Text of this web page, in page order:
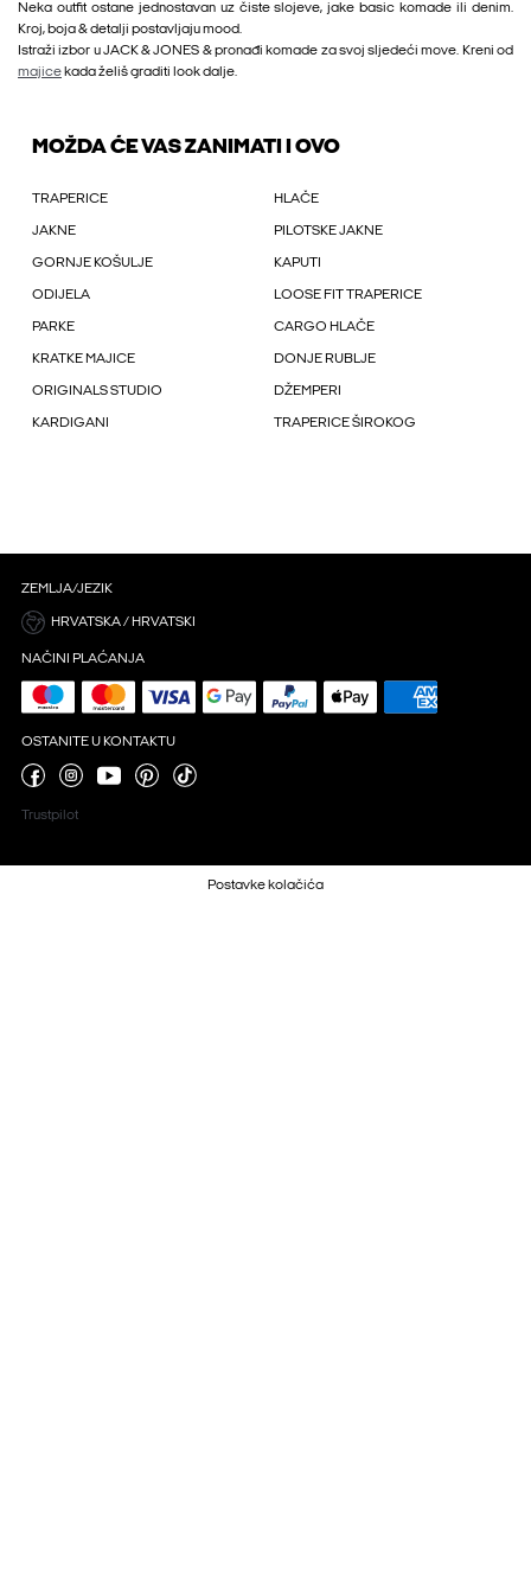
Neka outfit ostane jednostavan uz čiste slojeve, jake basic komade ili denim.
Kroj, boja & detalji postavljaju mood.
Istraži izbor u JACK & JONES & pronađi komade za svoj sljedeći move. Kreni od
majice kada želiš graditi look dalje.
MOŽDA ĆE VAS ZANIMATI I OVO
TRAPERICE HLAČE
JAKNE PILOTSKE JAKNE
GORNJE KOŠULJE KAPUTI
ODIJELA LOOSE FIT TRAPERICE
PARKE CARGO HLAČE
KRATKE MAJICE DONJE RUBLJE
ORIGINALS STUDIO DŽEMPERI
KARDIGANI TRAPERICE ŠIROKOG
ZEMLJA/JEZIK
HRVATSKA / HRVATSKI
NAČINI PLAĆANJA
OSTANITE U KONTAKTU
Trustpilot
Postavke kolačića